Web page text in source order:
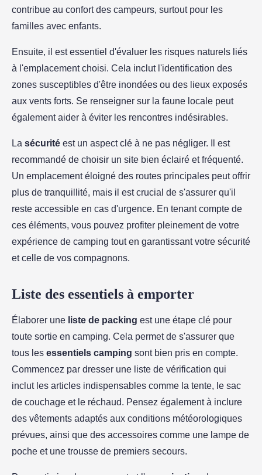
contribue au confort des campeurs, surtout pour les
familles avec enfants.
Ensuite, il est essentiel d'évaluer les risques naturels liés
à l'emplacement choisi. Cela inclut l'identification des
zones susceptibles d'être inondées ou des lieux exposés
aux vents forts. Se renseigner sur la faune locale peut
également aider à éviter les rencontres indésirables.
La sécurité est un aspect clé à ne pas négliger. Il est
recommandé de choisir un site bien éclairé et fréquenté.
Un emplacement éloigné des routes principales peut offrir
plus de tranquillité, mais il est crucial de s'assurer qu'il
reste accessible en cas d'urgence. En tenant compte de
ces éléments, vous pouvez profiter pleinement de votre
expérience de camping tout en garantissant votre sécurité
et celle de vos compagnons.
Liste des essentiels à emporter
Élaborer une liste de packing est une étape clé pour
toute sortie en camping. Cela permet de s'assurer que
tous les essentiels camping sont bien pris en compte.
Commencez par dresser une liste de vérification qui
inclut les articles indispensables comme la tente, le sac
de couchage et le réchaud. Pensez également à inclure
des vêtements adaptés aux conditions météorologiques
prévues, ainsi que des accessoires comme une lampe de
poche et une trousse de premiers secours.